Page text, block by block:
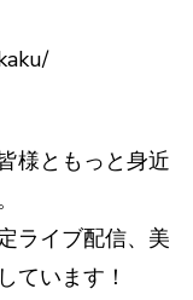
様ともっと身近
ライブ配信、美
ています！